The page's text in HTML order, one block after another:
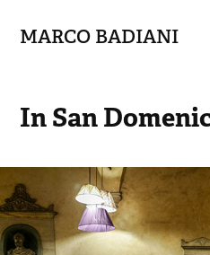
MARCO BADIANI
In San